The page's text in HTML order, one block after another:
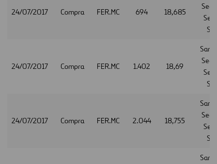
24/07/2017 Compra FER.MC 694 18,685
24/07/2017 Compra FER.MC 1.402 18,69
24/07/2017 Compra FER.MC 2.044 18,755